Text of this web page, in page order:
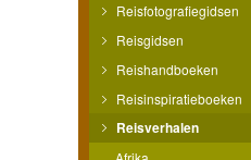
Reisfotografiegidsen
Reisgidsen
Reishandboeken
Reisinspiratieboeken
Reisverhalen